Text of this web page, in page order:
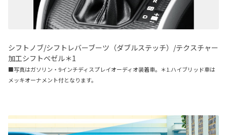
シフトノブ/シフトレバーブーツ（ダブルステッチ）/テクスチャー
加工シフトベゼル＊1
■写真はガソリン・9インチディスプレイオーディオ装着車。＊1.ハイブリッド車は
メッキオーナメント付となります。